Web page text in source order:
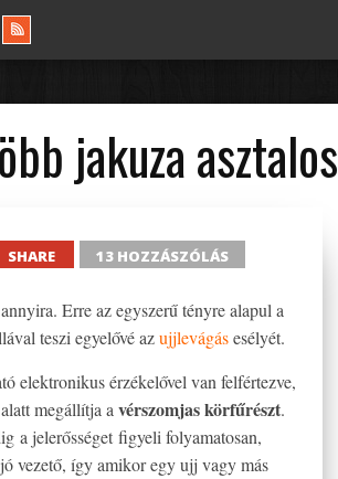
jakuza asztalos
SHARE 13 HOZZÁSZÓLÁS
Erre az egyszerű tényre alapul a
teszi egyelővé azujjlevágásesélyét.
elektronikus érzékelővel van felfértezve,
megállítja a vérszomjas körfűrészt.
a jelerősséget figyeli folyamatosan,
vezető, így amikor egy ujj vagy más